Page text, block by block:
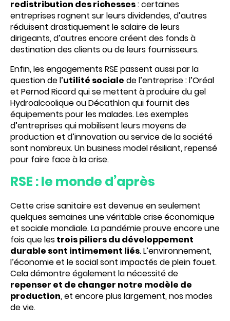
redistribution des richesses: certaines
entreprises rognent sur leurs dividendes, d’autres
réduisent drastiquement le salaire de leurs
dirigeants, d’autres encore créent des fonds à
destination des clients ou de leurs fournisseurs.
Enfin, les engagements RSE passent aussi par la
question de l’utilité sociale de l’entreprise : l’Oréal
et Pernod Ricard qui se mettent à produire du gel
Hydroalcoolique ou Décathlon qui fournit des
équipements pour les malades. Les exemples
d’entreprises qui mobilisent leurs moyens de
production et d’innovation au service de la société
sont nombreux. Un business model résiliant, repensé
pour faire face à la crise.
RSE : le monde d’après
Cette crise sanitaire est devenue en seulement
quelques semaines une véritable crise économique
et sociale mondiale. La pandémie prouve encore une
fois que lestrois piliers du développement
durable sont intimement liés. L’environnement,
l’économie et le social sont impactés de plein fouet.
Cela démontre également la nécessité de
repenser et de changer notre modèle de
production, et encore plus largement, nos modes
de vie.